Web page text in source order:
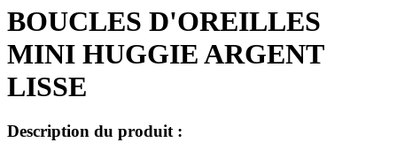
BOUCLES D'OREILLES
MINI HUGGIE ARGENT
LISSE
Description du produit :